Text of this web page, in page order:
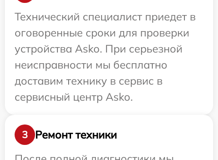
Технический специалист приедет в
оговоренные сроки для проверки
устройства Asko. При серьезной
неисправности мы бесплатно
доставим технику в сервис в
сервисный центр Asko.
3
Ремонт техники